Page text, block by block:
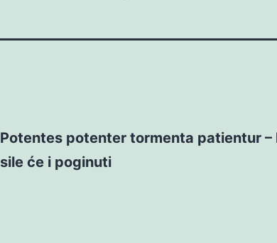
Potentes potenter tormenta patientur –
sile će i poginuti